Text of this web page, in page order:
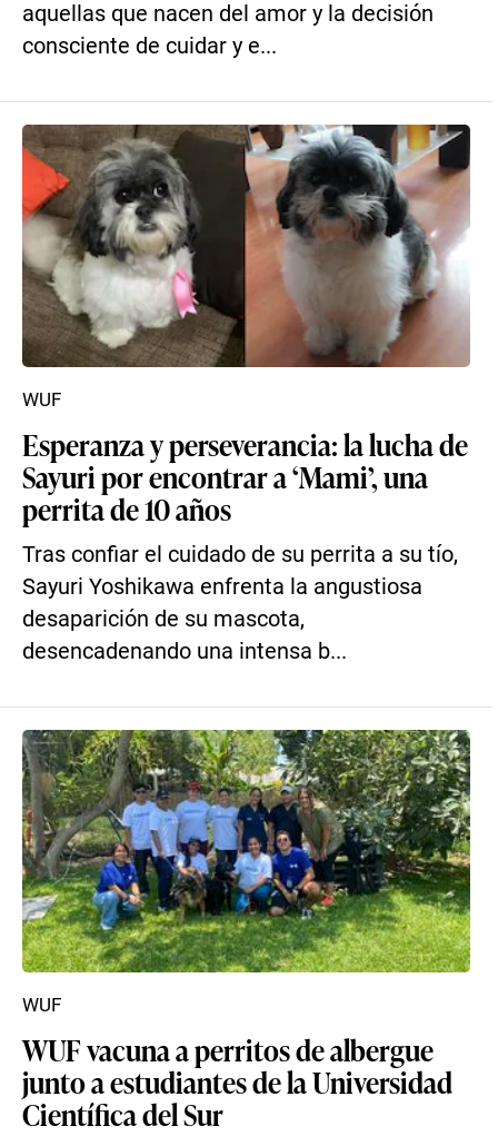
aquellas que nacen del amor y la decisión
consciente de cuidar y e...
Esperanza y perseverancia: la lucha de
Sayuri por encontrar a ‘Mami’, una
perrita de 10 años
​Tras confiar el cuidado de su perrita a su tío,
Sayuri Yoshikawa enfrenta la angustiosa
desaparición de su mascota,
desencadenando una intensa b...
WUF
WUF vacuna a perritos de albergue
junto a estudiantes de la Universidad
Científica del Sur
WUF